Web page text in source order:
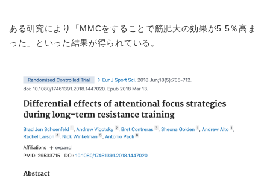
ある研究により「MMCをすることで筋肥大の効果が5.5％高ま
った」といった結果が得られている。